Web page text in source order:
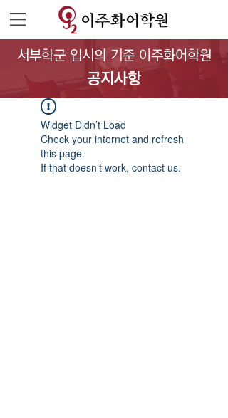
서부학군 입시의 기준 이주화어학원
공지사항
Widget Didn’t Load
Check your internet and refresh
this page.
If that doesn’t work, contact us.